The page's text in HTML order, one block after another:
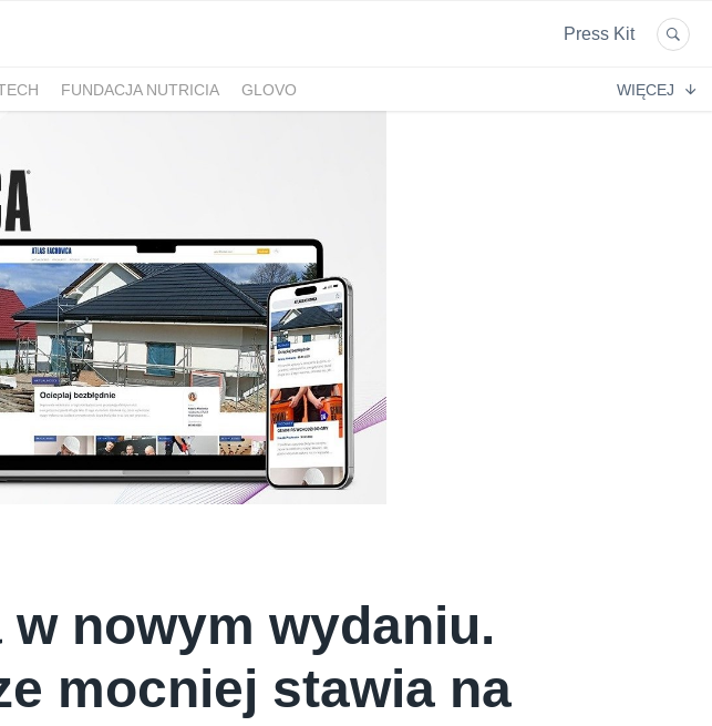
Press Kit
FUNDACJA NUTRICIA
GLOVO
IZBA OPTYCZNA
MAGNETYCZNYM - MBST
ZAMEK TOPACZ BAKALLAND DELECTA
SZPITAL MEDICOVER ENBIO GROUP UNITOP
GÓRNOŚLĄSKO-ZAGŁĘBIOWSKA METROPOLIA
BETHRU MANUFAKTURA FUNDACJA NAGLE SAMI
PLAYFAIR POLREGIO PRIME SPANISH PROPERTIES
GEN4GEN BALCIA REBERNIA
PIERRE FABRE ORAL CARE LIBERTY INVESTMENTS
WIĘCEJ
nowym wydaniu.
mocniej stawia na